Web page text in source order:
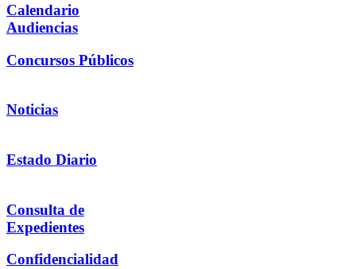
Calendario
Audiencias
Concursos Públicos
Noticias
Estado Diario
Consulta de
Expedientes
Confidencialidad